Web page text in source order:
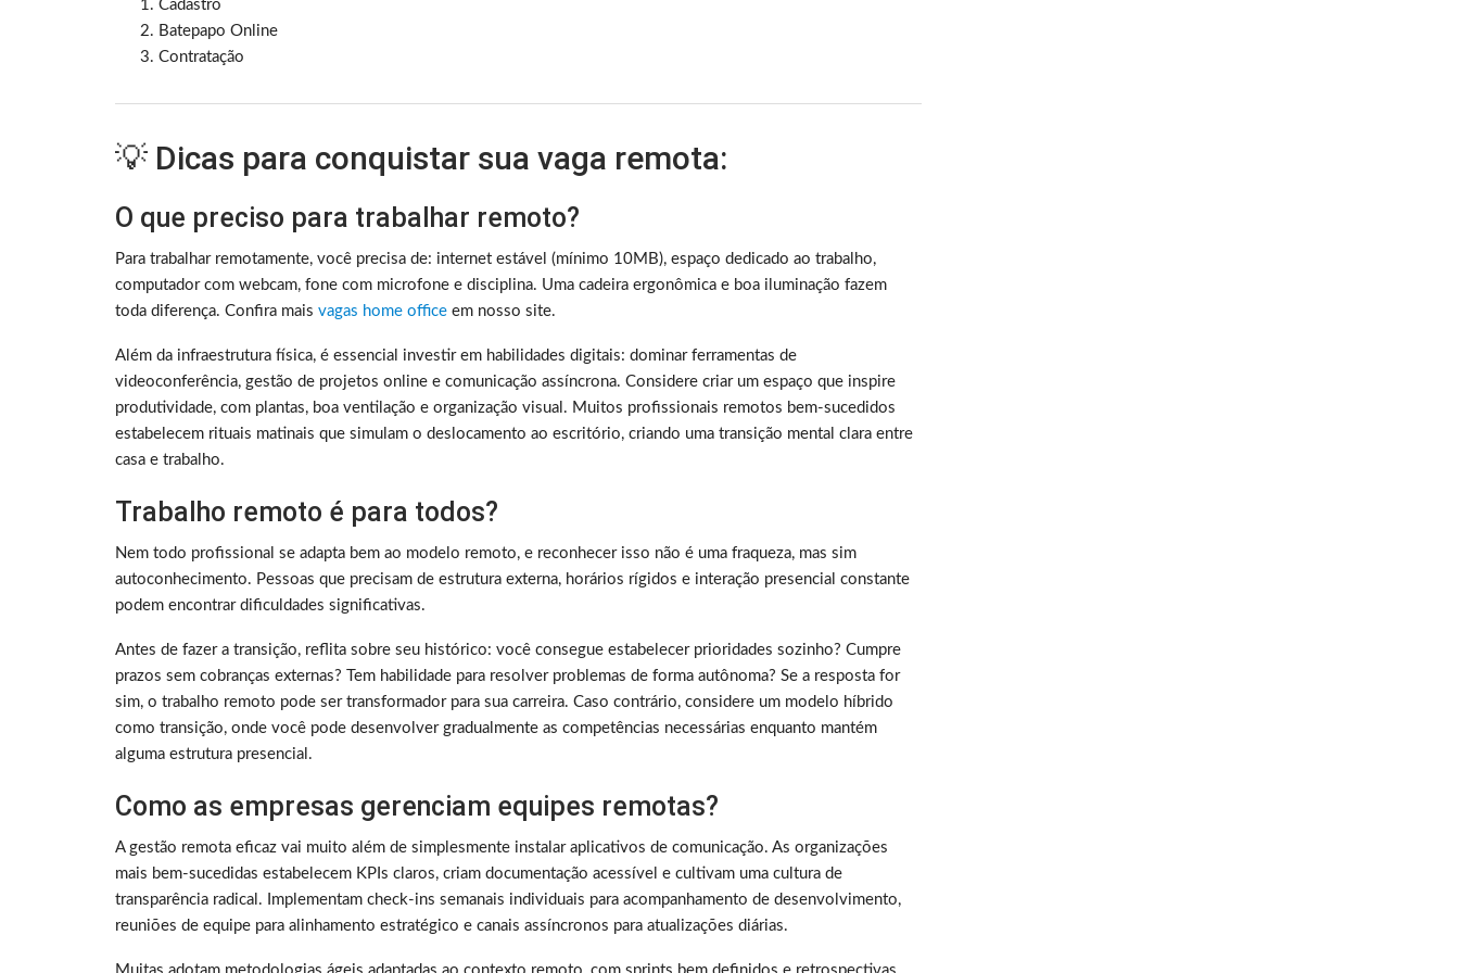
Cadastro
Batepapo Online
Contratação
💡 Dicas para conquistar sua vaga remota:
O que preciso para trabalhar remoto?
Para trabalhar remotamente, você precisa de: internet estável (mínimo 10MB), espaço dedicado ao trabalho,
computador com webcam, fone com microfone e disciplina. Uma cadeira ergonômica e boa iluminação fazem
toda diferença. Confira mais vagas home office em nosso site.
Além da infraestrutura física, é essencial investir em habilidades digitais: dominar ferramentas de
videoconferência, gestão de projetos online e comunicação assíncrona. Considere criar um espaço que inspire
produtividade, com plantas, boa ventilação e organização visual. Muitos profissionais remotos bem-sucedidos
estabelecem rituais matinais que simulam o deslocamento ao escritório, criando uma transição mental clara entre
casa e trabalho.
Trabalho remoto é para todos?
Nem todo profissional se adapta bem ao modelo remoto, e reconhecer isso não é uma fraqueza, mas sim
autoconhecimento. Pessoas que precisam de estrutura externa, horários rígidos e interação presencial constante
podem encontrar dificuldades significativas.
Antes de fazer a transição, reflita sobre seu histórico: você consegue estabelecer prioridades sozinho? Cumpre
prazos sem cobranças externas? Tem habilidade para resolver problemas de forma autônoma? Se a resposta for
sim, o trabalho remoto pode ser transformador para sua carreira. Caso contrário, considere um modelo híbrido
como transição, onde você pode desenvolver gradualmente as competências necessárias enquanto mantém
alguma estrutura presencial.
Como as empresas gerenciam equipes remotas?
A gestão remota eficaz vai muito além de simplesmente instalar aplicativos de comunicação. As organizações
mais bem-sucedidas estabelecem KPIs claros, criam documentação acessível e cultivam uma cultura de
transparência radical. Implementam check-ins semanais individuais para acompanhamento de desenvolvimento,
reuniões de equipe para alinhamento estratégico e canais assíncronos para atualizações diárias.